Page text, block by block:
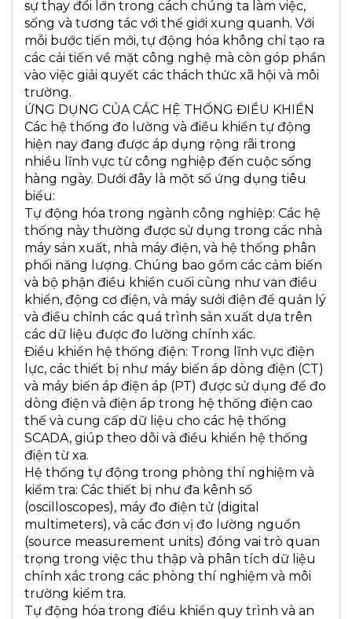
sự thay đổi lớn trong cách chúng ta làm việc,
sống và tương tác với thế giới xung quanh. Với
mỗi bước tiến mới, tự động hóa không chỉ tạo ra
các cải tiến về mặt công nghệ mà còn góp phần
vào việc giải quyết các thách thức xã hội và môi
trường.
ỨNG DỤNG CỦA CÁC HỆ THỐNG ĐIỀU KHIỂN
Các hệ thống đo lường và điều khiển tự động
hiện nay đang được áp dụng rộng rãi trong
nhiều lĩnh vực từ công nghiệp đến cuộc sống
hàng ngày. Dưới đây là một số ứng dụng tiêu
biểu:
Tự động hóa trong ngành công nghiệp: Các hệ
thống này thường được sử dụng trong các nhà
máy sản xuất, nhà máy điện, và hệ thống phân
phối năng lượng. Chúng bao gồm các cảm biến
và bộ phận điều khiển cuối cùng như van điều
khiển, động cơ điện, và máy sưởi điện để quản lý
và điều chỉnh các quá trình sản xuất dựa trên
các dữ liệu được đo lường chính xác.
Điều khiển hệ thống điện: Trong lĩnh vực điện
lực, các thiết bị như máy biến áp dòng điện (CT)
và máy biến áp điện áp (PT) được sử dụng để đo
dòng điện và điện áp trong hệ thống điện cao
thế và cung cấp dữ liệu cho các hệ thống
SCADA, giúp theo dõi và điều khiển hệ thống
điện từ xa.
Hệ thống tự động trong phòng thí nghiệm và
kiểm tra: Các thiết bị như đa kênh số
(oscilloscopes), máy đo điện tử (digital
multimeters), và các đơn vị đo lường nguồn
(source measurement units) đóng vai trò quan
trọng trong việc thu thập và phân tích dữ liệu
chính xác trong các phòng thí nghiệm và môi
trường kiểm tra.
Tự động hóa trong điều khiển quy trình và an